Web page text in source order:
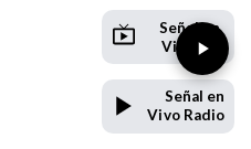
Señal en
Vivo TV
Señal en
Vivo Radio